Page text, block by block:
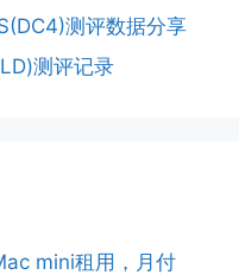
测评数据分享
测评记录
mini租用，月付